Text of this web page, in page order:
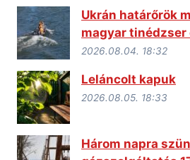
Ukrán határőrök
magyar tinédzser
2026.08.04. 18:32
Leláncolt kapuk
2026.08.05. 18:33
Három napra